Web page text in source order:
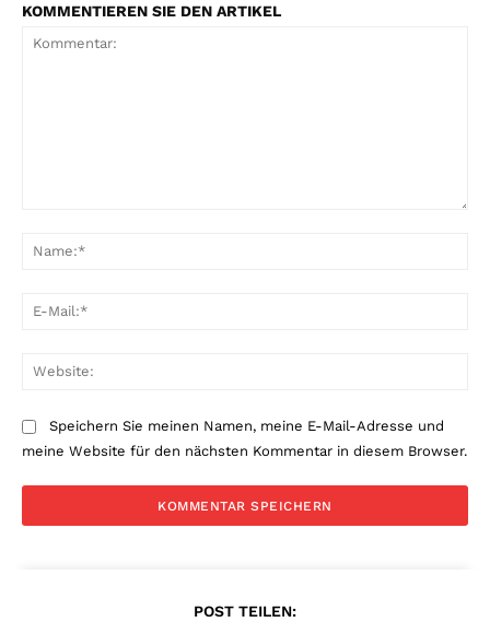
KOMMENTIEREN SIE DEN ARTIKEL
Speichern Sie meinen Namen, meine E-Mail-Adresse und
meine Website für den nächsten Kommentar in diesem Browser.
POST TEILEN: